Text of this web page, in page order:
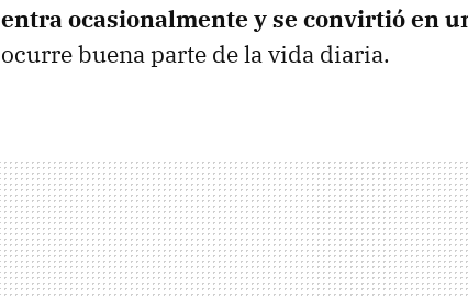
entra ocasionalmente y se convirtió en
ocurre buena parte de la vida diaria.